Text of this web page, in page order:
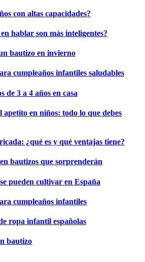
con altas capacidades?
hablar son más inteligentes?
bautizo en invierno
cumpleaños infantiles saludables
de 3 a 4 años en casa
en niños: todo lo que debes
¿qué es y qué ventajas tiene?
bautizos que sorprenderán
pueden cultivar en España
cumpleaños infantiles
ropa infantil españolas
bautizo